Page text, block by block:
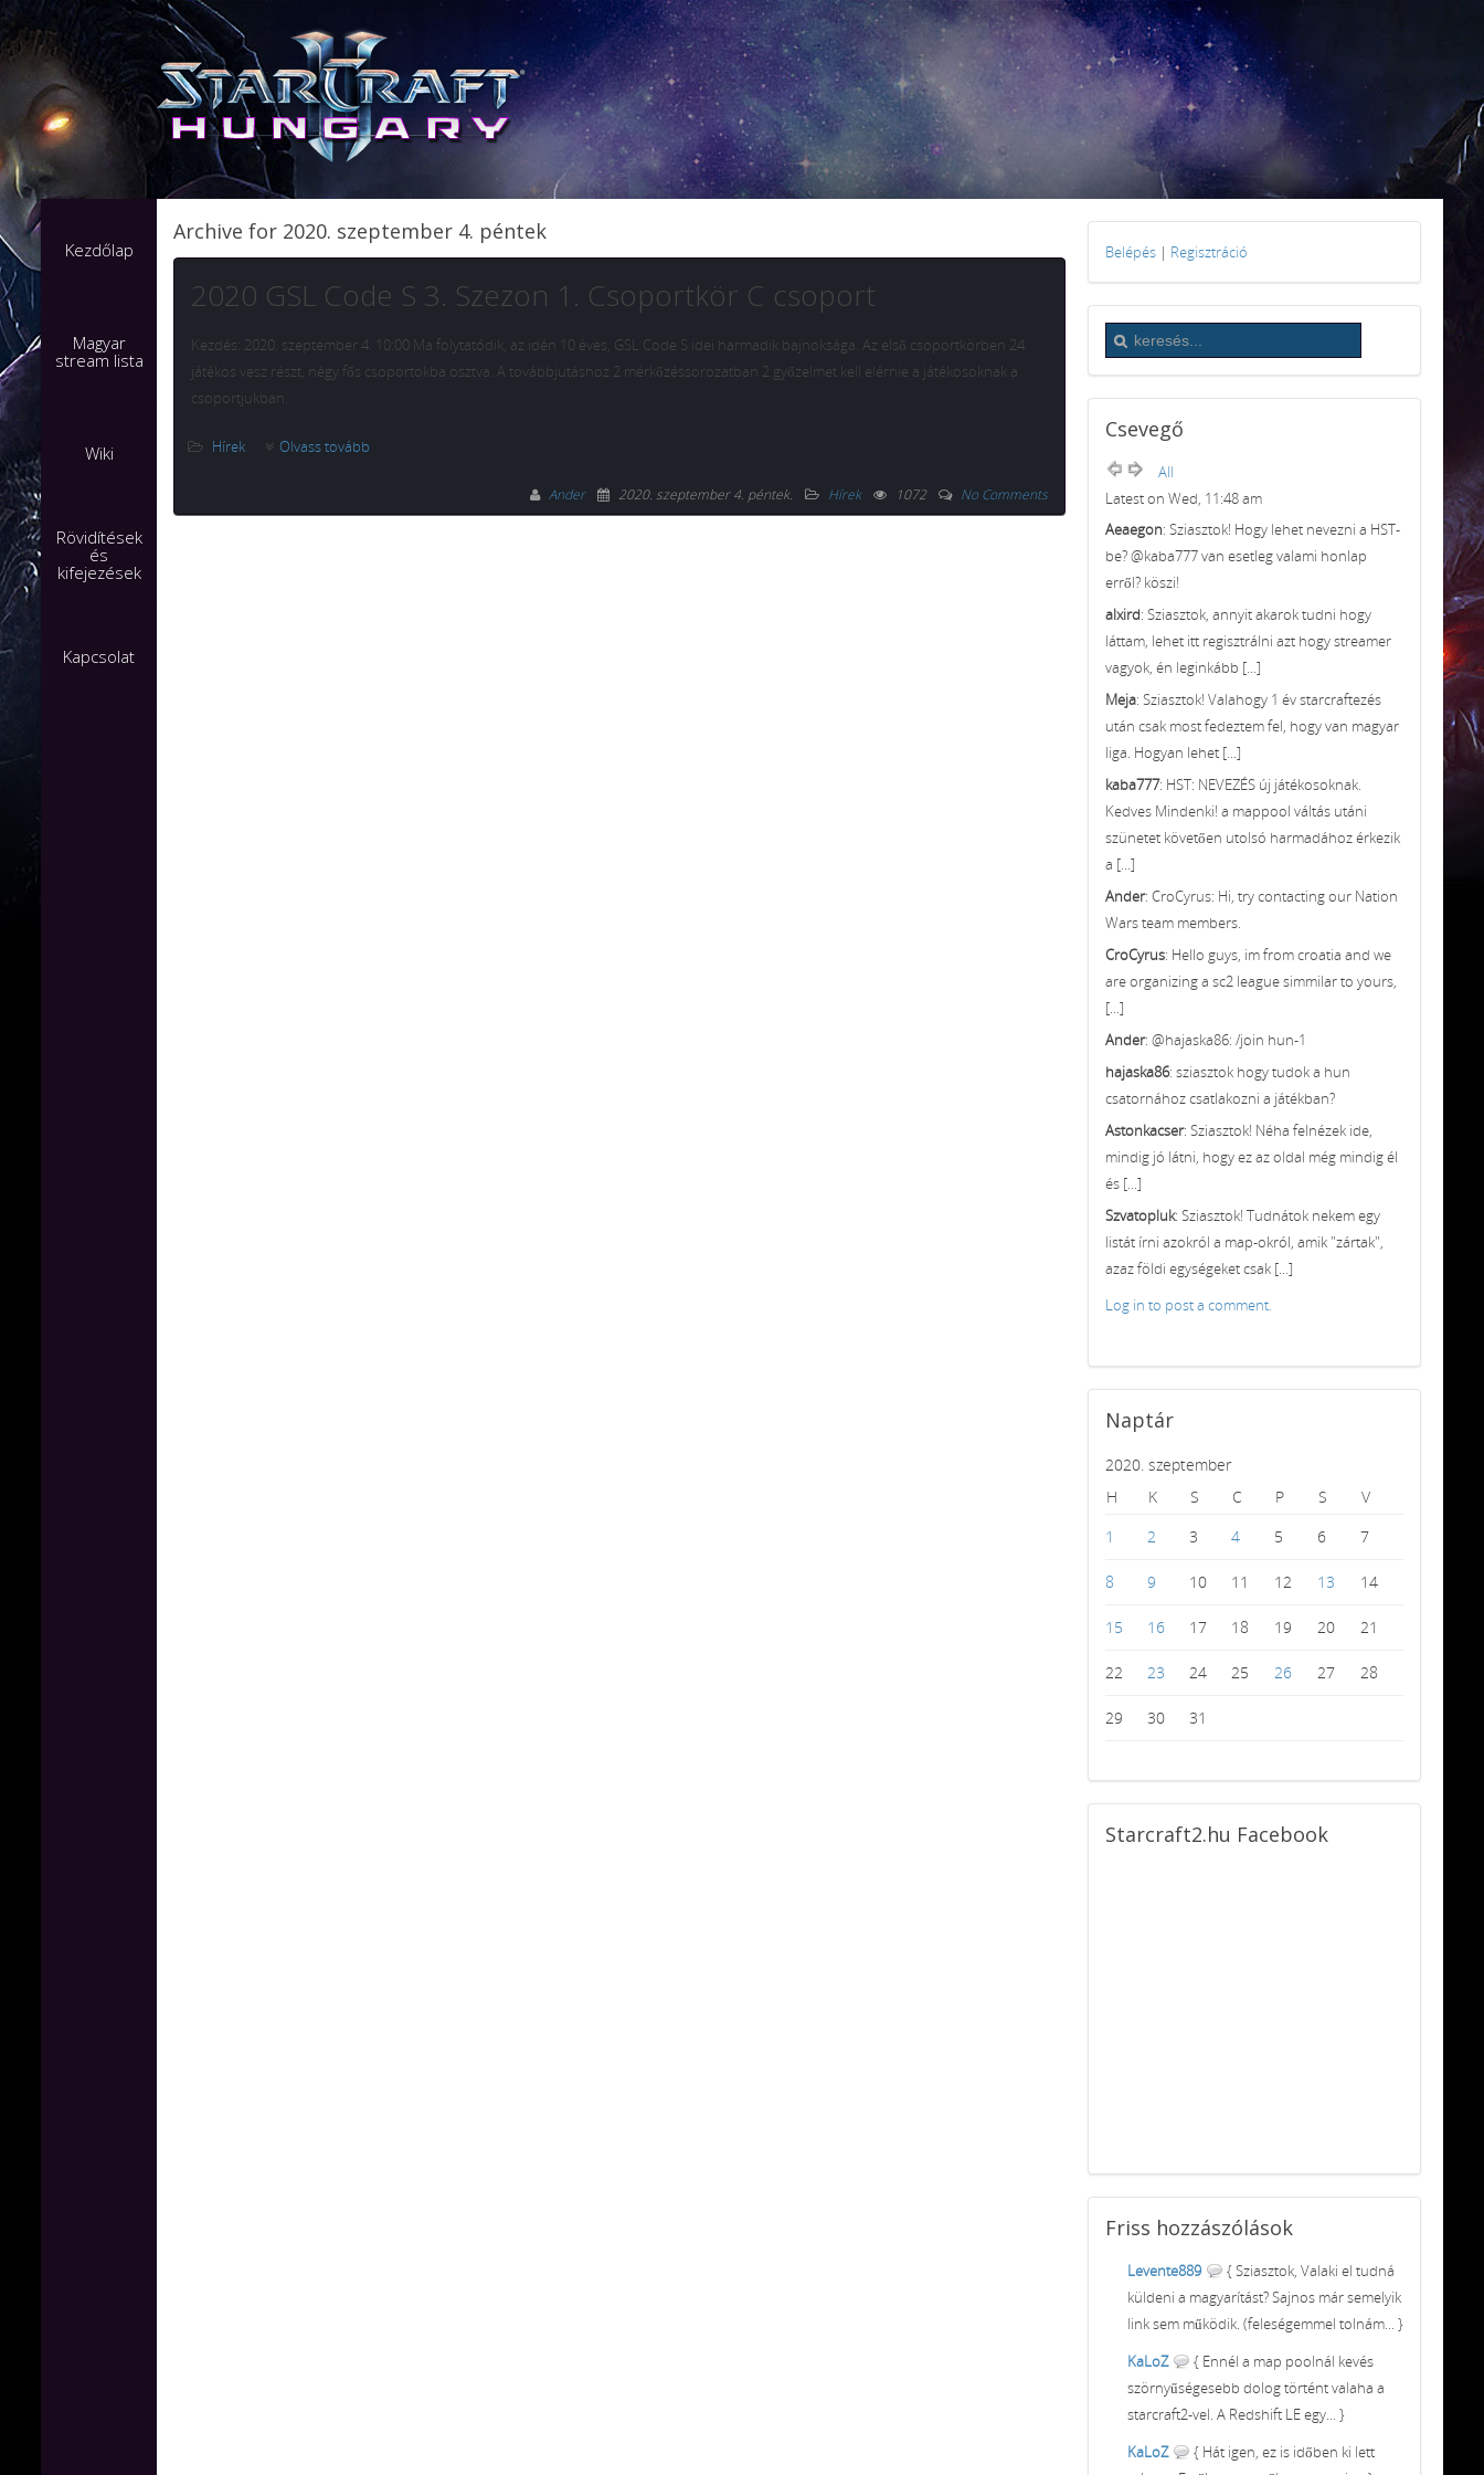
Kezdőlap
Magyar
stream lista
Wiki
Rövidítések
és
kifejezések
Kapcsolat
Archive for 2020. szeptember 4. péntek
2020 GSL Code S 3. Szezon 1. Csoportkör C csoport
Kezdés: 2020. szeptember 4. 10:00 Ma folytatódik, az idén 10 éves, GSL Code S idei harmadik bajnoksága. Az első csoportkörben 24
játékos vesz részt, négy fős csoportokba osztva. A továbbjutáshoz 2 mérkőzéssorozatban 2 győzelmet kell elérnie a játékosoknak a
csoportjukban.
Hírek Olvass tovább
Ander 2020. szeptember 4. péntek. Hírek 1072 No Comments
Belépés | Regisztráció
Csevegő
All
Latest on Wed, 11:48 am
Aeaegon: Sziasztok! Hogy lehet nevezni a HST-
be? @kaba777 van esetleg valami honlap
erről? köszi!
alxird: Sziasztok, annyit akarok tudni hogy
láttam, lehet itt regisztrálni azt hogy streamer
vagyok, én leginkább [...]
Meja: Sziasztok! Valahogy 1 év starcraftezés
után csak most fedeztem fel, hogy van magyar
liga. Hogyan lehet [...]
kaba777: HST: NEVEZÉS új játékosoknak.
Kedves Mindenki! a mappool váltás utáni
szünetet követően utolsó harmadához érkezik
a [...]
Ander: CroCyrus: Hi, try contacting our Nation
Wars team members.
CroCyrus: Hello guys, im from croatia and we
are organizing a sc2 league simmilar to yours,
[...]
Ander: @hajaska86: /join hun-1
hajaska86: sziasztok hogy tudok a hun
csatornához csatlakozni a játékban?
Astonkacser: Sziasztok! Néha felnézek ide,
mindig jó látni, hogy ez az oldal még mindig él
és [...]
Szvatopluk: Sziasztok! Tudnátok nekem egy
listát írni azokról a map-okról, amik "zártak",
azaz földi egységeket csak [...]
Log in to post a comment.
Naptár
2020. szeptember
H
K S C P S
V
1
2 3 4 5 6 7
8 9 10 11 12 13 14
15 16 17 18 19 20 21
22 23 24 25 26 27 28
29 30 31
Starcraft2.hu Facebook
Friss hozzászólások
Levente889
{ Sziasztok, Valaki el tudná
küldeni a magyarítást? Sajnos már semelyik
link sem működik. (feleségemmel tolnám... }
KaLoZ
{ Ennél a map poolnál kevés
szörnyűségesebb dolog történt valaha a
starcraft2-vel. A Redshift LE egy... }
KaLoZ
{ Hát igen, ez is időben ki lett